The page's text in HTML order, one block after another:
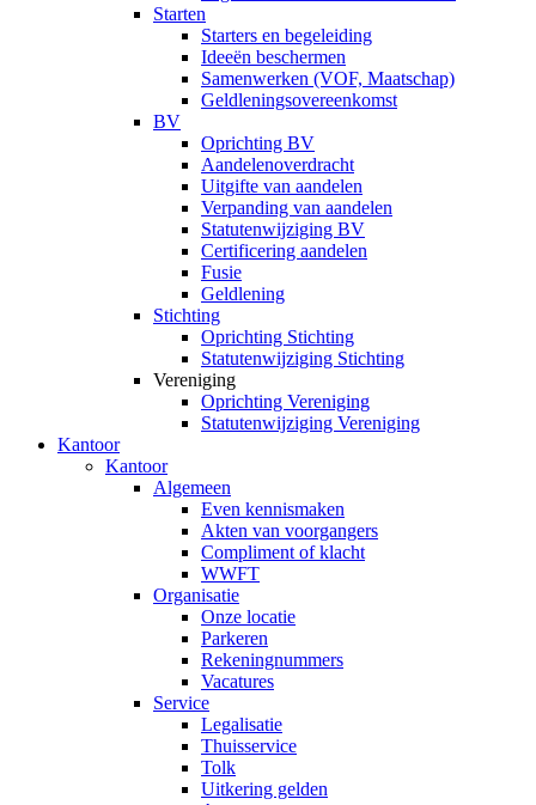
Starten
Starters en begeleiding
Ideeën beschermen
Samenwerken (VOF, Maatschap)
Geldleningsovereenkomst
BV
Oprichting BV
Aandelenoverdracht
Uitgifte van aandelen
Verpanding van aandelen
Statutenwijziging BV
Certificering aandelen
Fusie
Geldlening
Stichting
Oprichting Stichting
Statutenwijziging Stichting
Vereniging
Oprichting Vereniging
Statutenwijziging Vereniging
Kantoor
Kantoor
Algemeen
Even kennismaken
Akten van voorgangers
Compliment of klacht
WWFT
Organisatie
Onze locatie
Parkeren
Rekeningnummers
Vacatures
Service
Legalisatie
Thuisservice
Tolk
Uitkering gelden